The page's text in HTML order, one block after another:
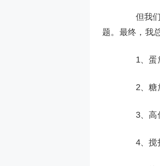
但我们
题。最终，我
1、蛋放
2、糖放
3、高低
4、搅打